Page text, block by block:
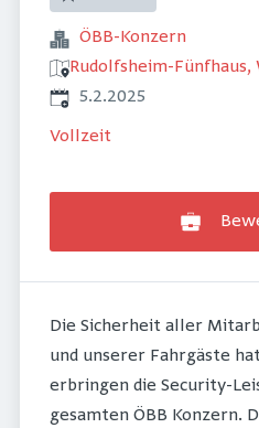
ÖBB-Konzern
Rudolfsheim-
Veröffentlicht
5.2.2025
Vollzeit
Die Sicherheit aller
und unserer Fahrgäste
erbringen die Security-
gesamten ÖBB Konzern.